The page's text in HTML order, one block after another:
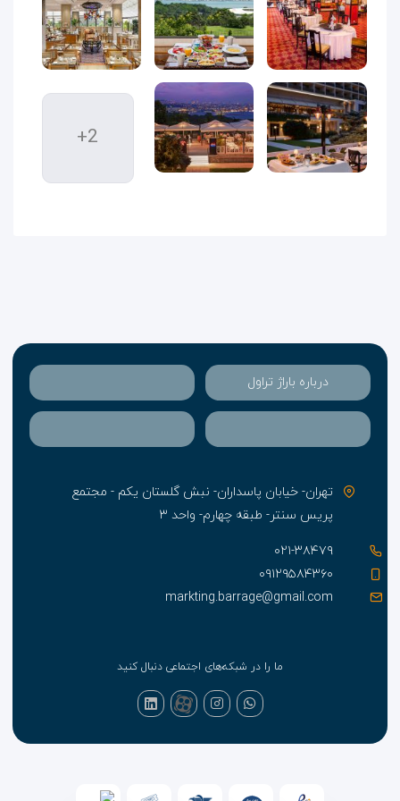
+2
درباره باراژ تراول
تهران- خیابان پاسداران- نبش گلستان یکم - مجتمع
پریس سنتر- طبقه چهارم- واحد ۳
۰۲۱-۳۸۴۷۹
۰۹۱۲۹۵۸۴۳۶۰
markting.barrage@gmail.com
ما را در شبکه‌های اجتماعی دنبال کنید